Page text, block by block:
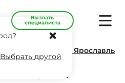
Выбрать другой
Вызвать
специалиста
г. Ярославль
в Ярославле
обработка